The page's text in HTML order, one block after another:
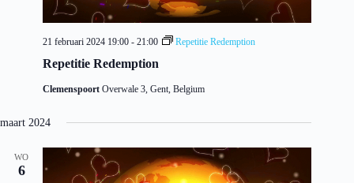
Repetitie Redemption
21 februari 2024 19:00 - 21:00 Repetitie Redemption
Clemenspoort Overwale 3, Gent, Belgium
maart 2024
WO
6